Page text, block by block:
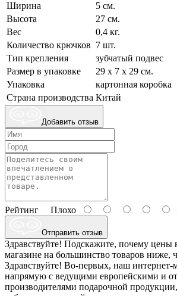
Ширина
5 см.
Высота
27 см.
Вес
0,4 кг.
Количество крючков 7 шт.
Тип крепления
зубчатый подвес
Размер в упаковке
29 х 7 х 29 см.
Упаковка
картонная коробка
Страна производства Китай
Добавить отзыв
Рейтинг Плохо
Отправить отзыв
Здравствуйте! Подскажите, почему цены
магазине на большинство товаров ниже,
Здравствуйте! Во-первых, наш интернет-
напрямую с ведущими европейскими и
производителями подарочной